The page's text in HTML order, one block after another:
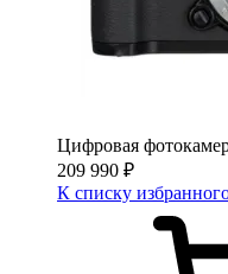
Цифровая
209 990 ₽
К списку